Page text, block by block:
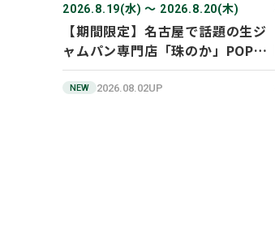
2026.8.19(水) 〜 2026.8.20(木)
【期間限定】名古屋で話題の生ジ
ャムパン専門店「珠のか」POP
UP SHOP
NEW 2026.08.02UP